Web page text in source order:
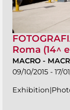
Roma (14^
MACRO -
09/10/2015 - 17/